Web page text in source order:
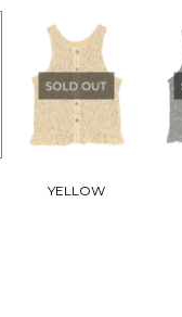
YELLOW